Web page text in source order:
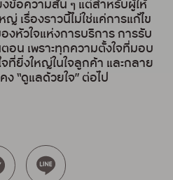
ข้อความสั้น ๆ แต่สำหรับผู้ให้
เรื่องราวนี้ไม่ใช่แค่การแก้ไข
หัวใจแห่งการบริการ การรับ
ตอน เพราะทุกความตั้งใจที่มอบ
ที่ยิ่งใหญ่ในใจลูกค้า และกลาย
ง “ดูแลด้วยใจ” ต่อไป